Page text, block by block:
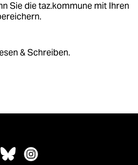
Sie die taz.kommune mit Ihren
& Schreiben.